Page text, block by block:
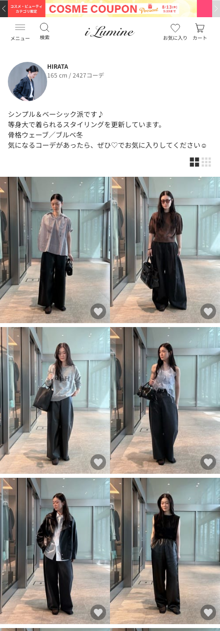
メニュー 検索 お気に入り カート
HIRATA
165 cm / 2427コーデ
シンプル＆ベーシック派です♪
等身大で着られるスタイリングを更新しています。
骨格ウェーブ／ブルベ冬
気になるコーデがあったら、ぜひ♡でお気に入りしてください☺️